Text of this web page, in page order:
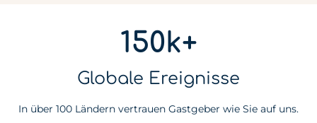
150k+
Globale Ereignisse
In über 100 Ländern vertrauen Gastgeber wie Sie auf uns.